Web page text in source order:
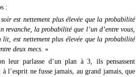
:
est nettement plus élevée que la probabilité
revanche, la probabilité que l’un d’entre vous,
est nettement plus élevée que la probabilité
deux mecs. »
parlasse d’un plan à 3, ils pensassent
l’esprit ne fusse jamais, au grand jamais, que